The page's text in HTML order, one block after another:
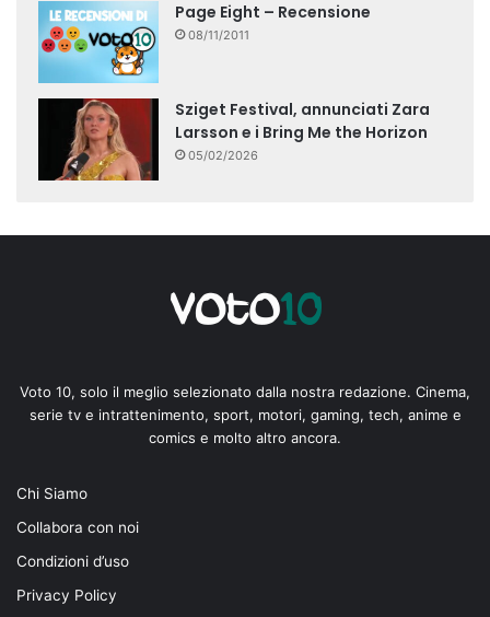
Page Eight – Recensione
08/11/2011
Sziget Festival, annunciati Zara
Larsson e i Bring Me the Horizon
05/02/2026
Voto 10, solo il meglio selezionato dalla nostra redazione. Cinema,
serie tv e intrattenimento, sport, motori, gaming, tech, anime e
comics e molto altro ancora.
Chi Siamo
Collabora con noi
Condizioni d’uso
Privacy Policy